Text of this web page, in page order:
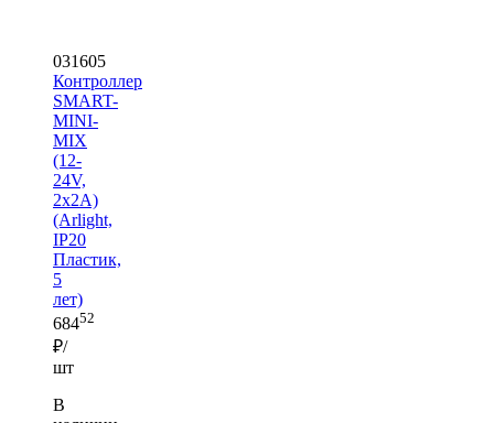
031605
Контроллер
SMART-
MINI-
MIX
(12-
24V,
2x2A)
(Arlight,
IP20
Пластик,
5
лет)
68452
₽/
шт
В